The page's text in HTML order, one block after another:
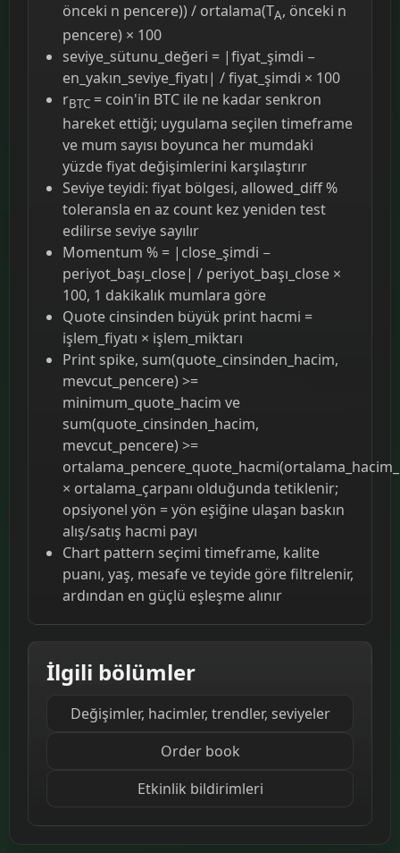
önceki n pencere)) / ortalama(TA, önceki n
pencere) × 100
seviye_sütunu_değeri = |fiyat_şimdi −
en_yakın_seviye_fiyatı| / fiyat_şimdi × 100
rBTC = coin'in BTC ile ne kadar senkron
hareket ettiği; uygulama seçilen timeframe
ve mum sayısı boyunca her mumdaki
yüzde fiyat değişimlerini karşılaştırır
Seviye teyidi: fiyat bölgesi, allowed_diff %
toleransla en az count kez yeniden test
edilirse seviye sayılır
Momentum % = |close_şimdi −
periyot_başı_close| / periyot_başı_close ×
100, 1 dakikalık mumlara göre
Quote cinsinden büyük print hacmi =
işlem_fiyatı × işlem_miktarı
Print spike, sum(quote_cinsinden_hacim,
mevcut_pencere) >=
minimum_quote_hacim ve
sum(quote_cinsinden_hacim,
mevcut_pencere) >=
× ortalama_çarpanı olduğunda tetiklenir;
opsiyonel yön = yön eşiğine ulaşan baskın
alış/satış hacmi payı
Chart pattern seçimi timeframe, kalite
puanı, yaş, mesafe ve teyide göre filtrelenir,
ardından en güçlü eşleşme alınır
İlgili bölümler
Değişimler, hacimler, trendler, seviyeler
Order book
Etkinlik bildirimleri